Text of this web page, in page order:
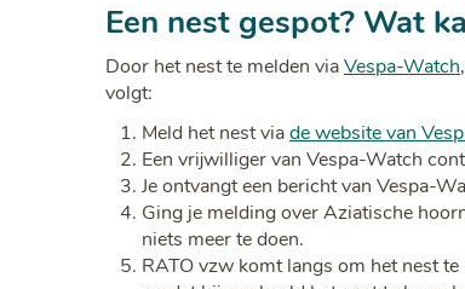
Een nest gespot? Wat
Door het nest te melden viaVespa-Watch
volgt:
Meld het nest viade website van
Een vrijwilliger van Vespa-Watch
Je ontvangt een bericht van Vespa-
Ging je melding over Aziatische
niets meer te doen.
RATO vzw komt langs om het nest